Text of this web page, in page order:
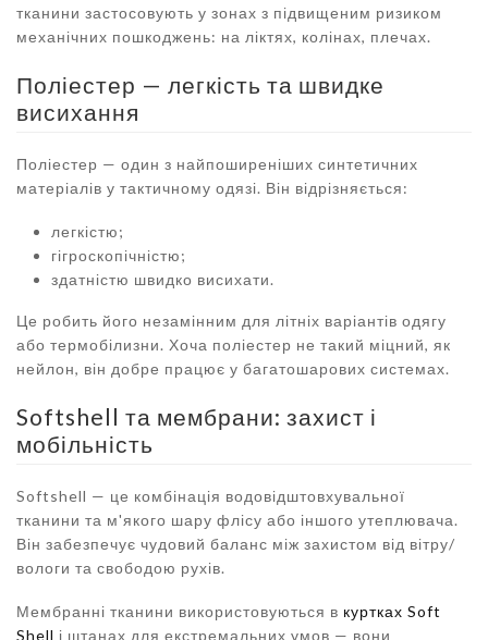
тканини застосовують у зонах з підвищеним ризиком
механічних пошкоджень: на ліктях, колінах, плечах.
Поліестер — легкість та швидке
висихання
Поліестер — один з найпоширеніших синтетичних
матеріалів у тактичному одязі. Він відрізняється:
легкістю;
гігроскопічністю;
здатністю швидко висихати.
Це робить його незамінним для літніх варіантів одягу
або термобілизни. Хоча поліестер не такий міцний, як
нейлон, він добре працює у багатошарових системах.
Softshell та мембрани: захист і
мобільність
Softshell — це комбінація водовідштовхувальної
тканини та м'якого шару флісу або іншого утеплювача.
Він забезпечує чудовий баланс між захистом від вітру/
вологи та свободою рухів.
Мембранні тканини використовуються в куртках Soft
Shell і штанах для екстремальних умов — вони